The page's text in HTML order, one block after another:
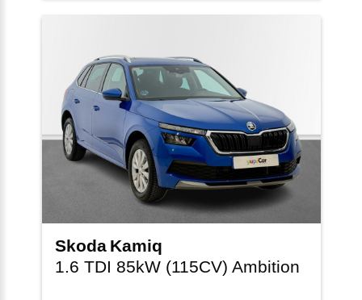
Skoda Kamiq
1.6 TDI 85kW (115CV) Ambition